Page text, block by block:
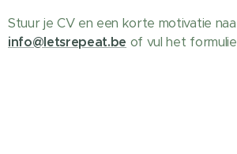
Stuur je CV en een korte motivatie
info@letsrepeat.be of vul het